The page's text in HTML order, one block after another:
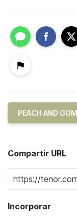
PEACH AND
Compartir URL
Incorporar